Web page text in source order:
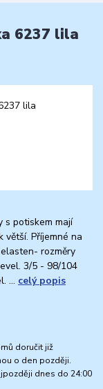
6237 lila
s potiskem mají
Příjemné na
rozměry
3/5 - 98/104
... celý popis
doručit již
o den později.
dnes do 24:00